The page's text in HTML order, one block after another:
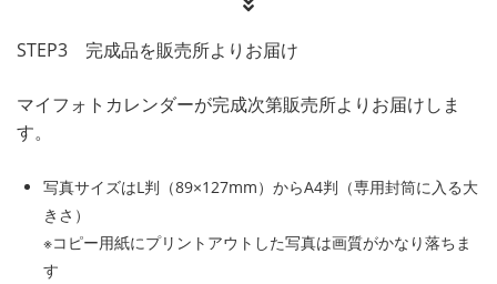
STEP3 完成品を販売所よりお届け
マイフォトカレンダーが完成次第販売所よりお届けしま
す。
写真サイズはL判（89×127mm）からA4判（専用封筒に入る大
きさ）
※コピー用紙にプリントアウトした写真は画質がかなり落ちま
す